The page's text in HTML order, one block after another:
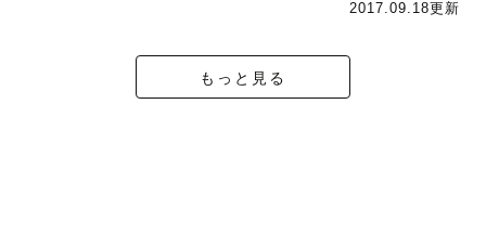
2017.09.18更新
もっと見る